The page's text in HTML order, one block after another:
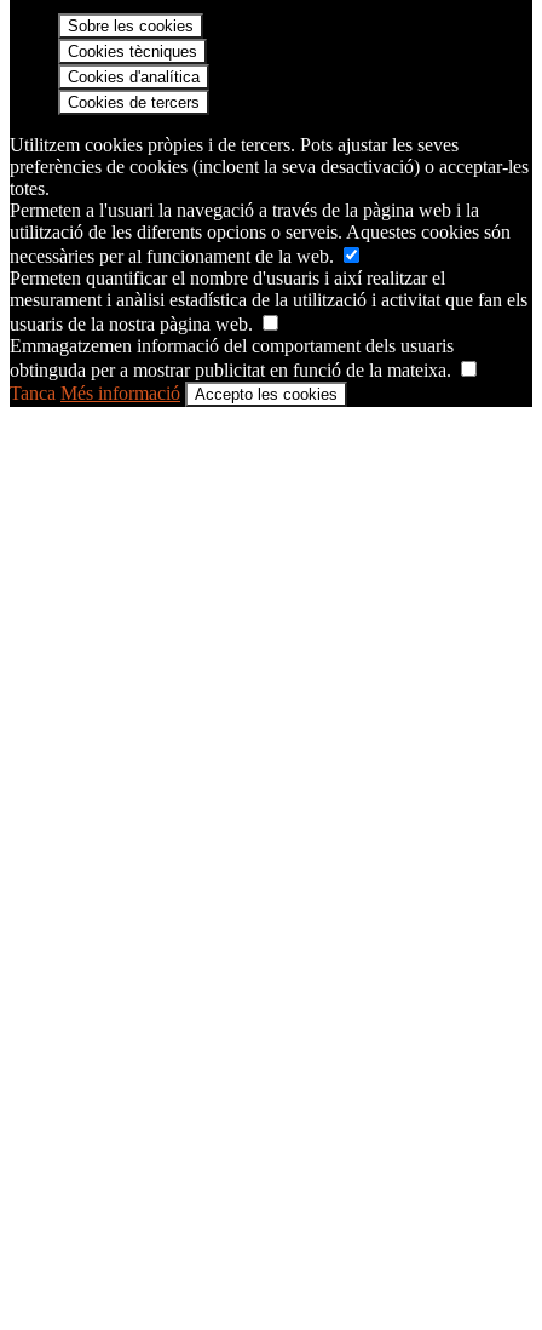
Sobre les cookies
Cookies tècniques
Cookies d'analítica
Cookies de tercers
Utilitzem cookies pròpies i de tercers. Pots ajustar les seves
preferències de cookies (incloent la seva desactivació) o acceptar-les
totes.
Permeten a l'usuari la navegació a través de la pàgina web i la
utilització de les diferents opcions o serveis. Aquestes cookies són
necessàries per al funcionament de la web.
Permeten quantificar el nombre d'usuaris i així realitzar el
mesurament i anàlisi estadística de la utilització i activitat que fan els
usuaris de la nostra pàgina web.
Emmagatzemen informació del comportament dels usuaris
obtinguda per a mostrar publicitat en funció de la mateixa.
Tanca Més informació Accepto les cookies